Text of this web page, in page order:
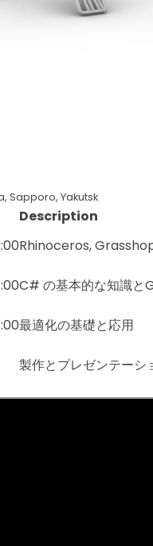
Sapporo, Yakutsk
Description
Rhinoceros,
C# の基本的な知識と
最適化の基礎と応用
製作とプレゼンテーシ